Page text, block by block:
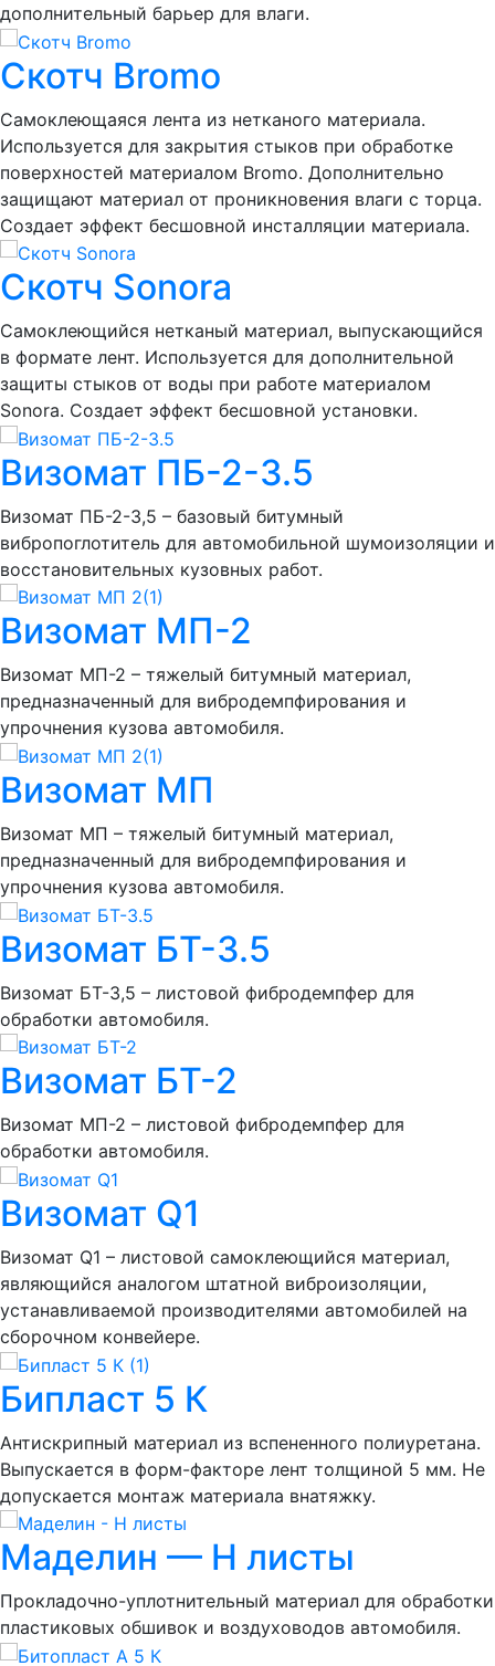
дополнительный барьер для влаги.
Скотч Bromo
Самоклеющаяся лента из нетканого материала.
Используется для закрытия стыков при обработке
поверхностей материалом Bromo. Дополнительно
защищают материал от проникновения влаги с торца.
Создает эффект бесшовной инсталляции материала.
Скотч Sonora
Самоклеющийся нетканый материал, выпускающийся
в формате лент. Используется для дополнительной
защиты стыков от воды при работе материалом
Sonora. Создает эффект бесшовной установки.
Визомат ПБ-2-3.5
Визомат ПБ-2-3,5 – базовый битумный
вибропоглотитель для автомобильной шумоизоляции и
восстановительных кузовных работ.
Визомат МП-2
Визомат МП-2 – тяжелый битумный материал,
предназначенный для вибродемпфирования и
упрочнения кузова автомобиля.
Визомат МП
Визомат МП – тяжелый битумный материал,
предназначенный для вибродемпфирования и
упрочнения кузова автомобиля.
Визомат БТ-3.5
Визомат БТ-3,5 – листовой фибродемпфер для
обработки автомобиля.
Визомат БТ-2
Визомат МП-2 – листовой фибродемпфер для
обработки автомобиля.
Визомат Q1
Визомат Q1 – листовой самоклеющийся материал,
являющийся аналогом штатной виброизоляции,
устанавливаемой производителями автомобилей на
сборочном конвейере.
Бипласт 5 К
Антискрипный материал из вспененного полиуретана.
Выпускается в форм-факторе лент толщиной 5 мм. Не
допускается монтаж материала внатяжку.
Маделин — Н листы
Прокладочно-уплотнительный материал для обработки
пластиковых обшивок и воздуховодов автомобиля.